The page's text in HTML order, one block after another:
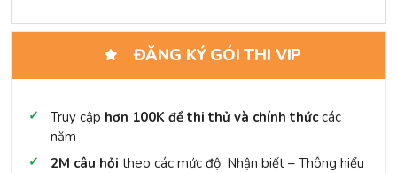
ĐĂNG KÝ GÓI THI VIP
Truy cập hơn 100K đề thi thử và chính thứccác
năm
2M câu hỏi theo các mức độ: Nhận biết – Thông hiểu